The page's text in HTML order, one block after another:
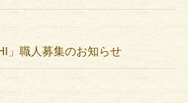
」職人募集のお知らせ